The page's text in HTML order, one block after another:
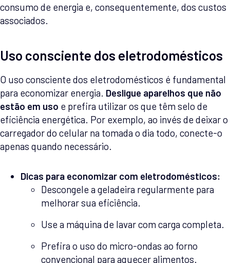
consumo de energia e, consequentemente, dos custos
associados.
Uso consciente dos eletrodomésticos
O uso consciente dos eletrodomésticos é fundamental
para economizar energia. Desligue aparelhos que não
estão em uso e prefira utilizar os que têm selo de
eficiência energética. Por exemplo, ao invés de deixar o
carregador do celular na tomada o dia todo, conecte-o
apenas quando necessário.
Dicas para economizar com eletrodomésticos:
Descongele a geladeira regularmente para
melhorar sua eficiência.
Use a máquina de lavar com carga completa.
Prefira o uso do micro-ondas ao forno
convencional para aquecer alimentos.